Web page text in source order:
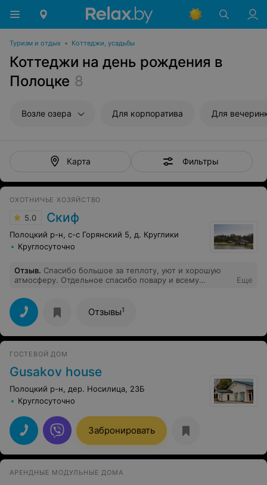
Туризм и отдых • Коттеджи, усадьбы
Коттеджи на день рождения в
Полоцке 8
Возле озера Для корпоратива Для
Карта Фильтры
ОХОТНИЧЬЕ ХОЗЯЙСТВО
5.0 Скиф
Полоцкий р-н, с-с Горянский 5, д. Круглики
Круглосуточно
Отзыв. Спасибо большое за теплоту, уют и хорошую
атмосферу. Отдельное спасибо повару и всему
удался, обязательно приедем ещё)))
Еще
Отзывы1
ГОСТЕВОЙ ДОМ
Gusakov house
Полоцкий р-н, дер. Носилица, 23Б
Круглосуточно
Забронировать
АРЕНДНЫЕ МОДУЛЬНЫЕ ДОМА